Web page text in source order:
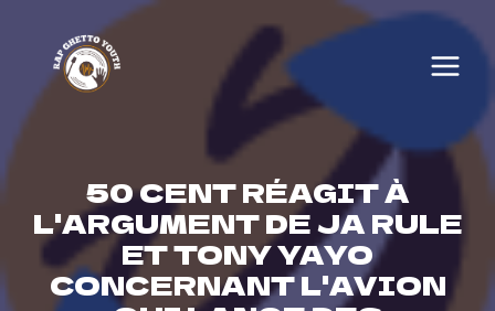
content
50 CENT RÉAGIT À
L'ARGUMENT DE JA RULE
ET TONY YAYO
CONCERNANT L'AVION